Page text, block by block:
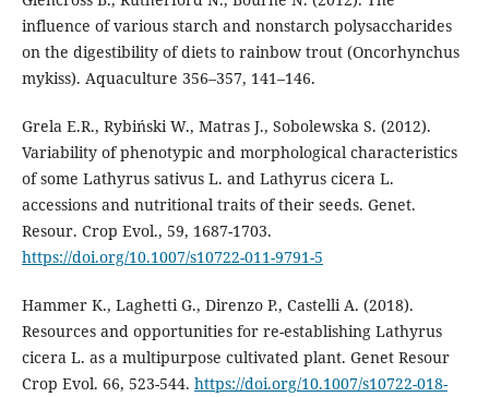
influence of various starch and nonstarch polysaccharides
on the digestibility of diets to rainbow trout (Oncorhynchus
mykiss). Aquaculture 356–357, 141–146.
Grela E.R., Rybiński W., Matras J., Sobolewska S. (2012).
Variability of phenotypic and morphological characteristics
of some Lathyrus sativus L. and Lathyrus cicera L.
accessions and nutritional traits of their seeds. Genet.
Resour. Crop Evol., 59, 1687-1703.
https://doi.org/10.1007/s10722-011-9791-5
Hammer K., Laghetti G., Direnzo P., Castelli A. (2018).
Resources and opportunities for re-establishing Lathyrus
cicera L. as a multipurpose cultivated plant. Genet Resour
Crop Evol. 66, 523-544. https://doi.org/10.1007/s10722-018-